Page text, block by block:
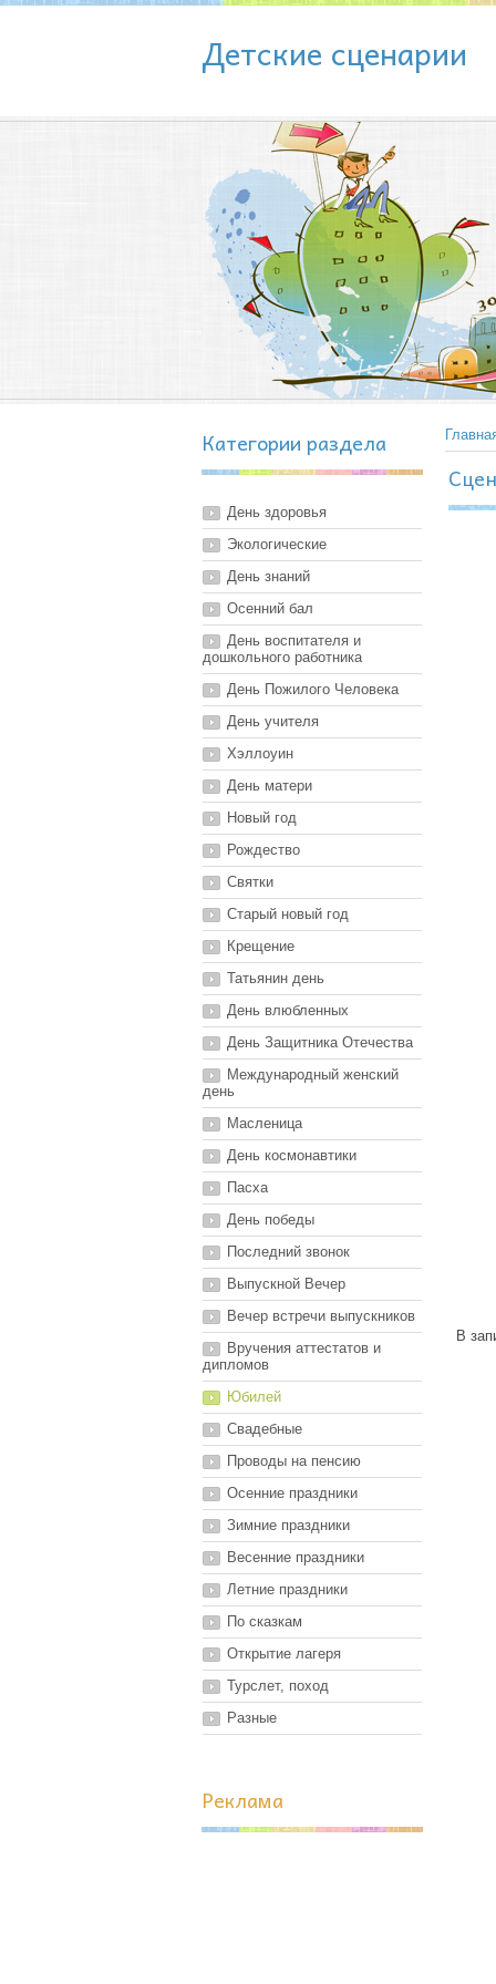
Детские сценарии
Категории раздела
День здоровья
Экологические
День знаний
Осенний бал
День воспитателя и
дошкольного работника
День Пожилого Человека
День учителя
Хэллоуин
День матери
Новый год
Рождество
Святки
Старый новый год
Крещение
Татьянин день
День влюбленных
День Защитника Отечества
Международный женский
день
Масленица
День космонавтики
Пасха
День победы
Последний звонок
Выпускной Вечер
Вечер встречи выпускников
Вручения аттестатов и
дипломов
Юбилей
Свадебные
Проводы на пенсию
Осенние праздники
Зимние праздники
Весенние праздники
Летние праздники
По сказкам
Открытие лагеря
Турслет, поход
Разные
Реклама
В